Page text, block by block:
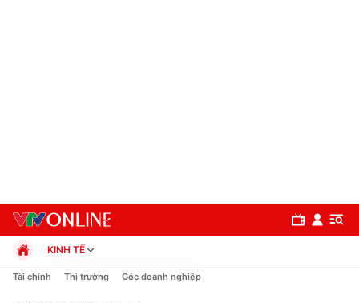
KINH TẾ
Chính trị
Tài chính Thị trường Góc doanh nghiệp